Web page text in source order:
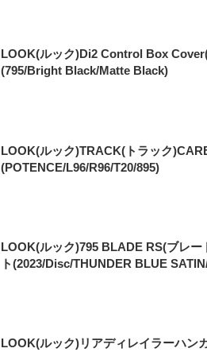
LOOK(ルック)Di2 Control Box
(795/Bright Black/Matte Black)
LOOK(ルック)TRACK(トラック
(POTENCE/L96/R96/T20/895)
LOOK(ルック)795 BLADE RS(ブレ
ト(2023/Disc/THUNDER BLUE
LOOK(ルック)リアディレイラーハン